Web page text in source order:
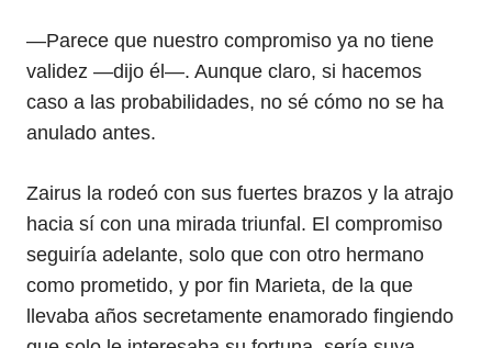
—Parece que nuestro compromiso ya no tiene
validez —dijo él—. Aunque claro, si hacemos
caso a las probabilidades, no sé cómo no se ha
anulado antes.
Zairus la rodeó con sus fuertes brazos y la atrajo
hacia sí con una mirada triunfal. El compromiso
seguiría adelante, solo que con otro hermano
como prometido, y por fin Marieta, de la que
llevaba años secretamente enamorado fingiendo